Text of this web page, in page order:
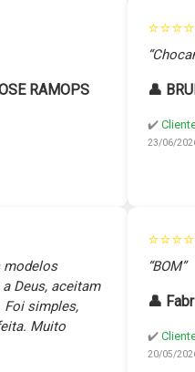
RAMOPS
👤
✔️
23/06/
modelos
Deus, aceitam
Foi simples,
Muito
“BOM”
👤
✔️
20/05/